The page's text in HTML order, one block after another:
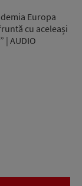
Europa
cu aceleași
| AUDIO